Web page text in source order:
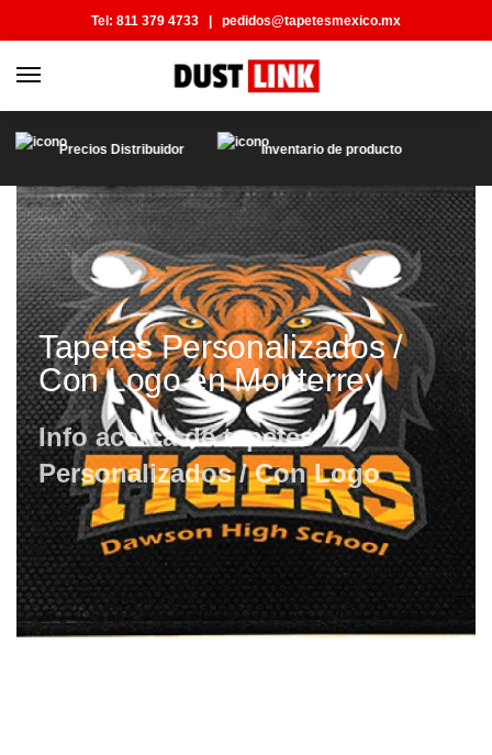
Tel: 811 379 4733 | pedidos@tapetesmexico.mx
Precios Distribuidor Inventario de producto
Tapetes Personalizados /
Con Logo en Monterrey
Info acerca de tapetes
Personalizados / Con Logo